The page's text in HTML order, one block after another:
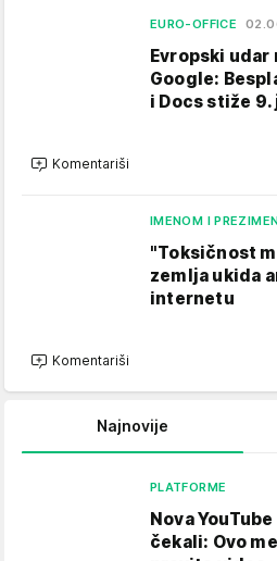
EURO-OFFICE
Evropski
Google:
i Docs stiže 9.
Komentariši
IMENOM I
"Toksičnost
zemlja ukida
internetu
Komentariši
Najnovije
PLATFORME
Nova
čekali: Ovo